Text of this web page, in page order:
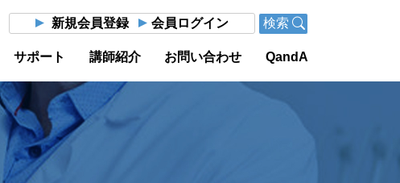
新規会員登録 会員ログイン 検索
サポート 講師紹介 お問い合わせ QandA